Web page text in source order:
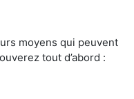
moyens qui peuvent
tout d’abord :